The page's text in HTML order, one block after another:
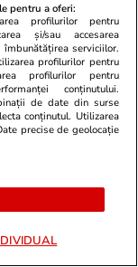
pentru a oferi:
profilurilor pentru
și/sau accesarea
serviciilor.
profilurilor pentru
profilurilor pentru
conținutului.
de date din surse
conținutul. Utilizarea
precise de geolocație